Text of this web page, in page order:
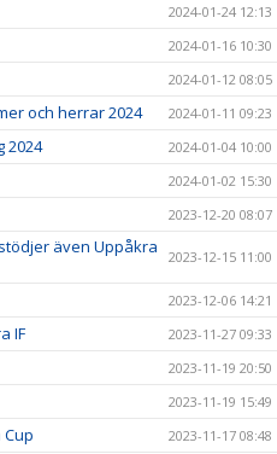
2024-01-24 12:13
2024-01-16 10:30
2024-01-12 08:05
och herrar 2024 2024-01-11 09:23
2024 2024-01-04 10:00
2024-01-02 15:30
2023-12-20 08:07
även Uppåkra
2023-12-15 11:00
2023-12-06 14:21
IF 2023-11-27 09:33
2023-11-19 20:50
2023-11-19 15:49
2023-11-17 08:48